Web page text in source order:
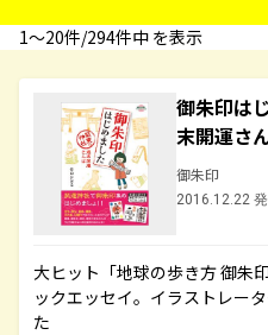
1〜20件/294件中 を表示
御朱印は
末開運さ
御朱印
2016.12.22
大ヒット「地球の歩き方 御朱
ックエッセイ。イラストレー
た